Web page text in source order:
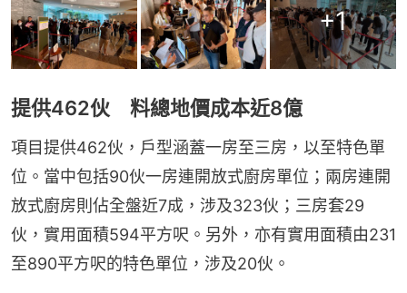
+1
提供462伙 料總地價成本近8億
項目提供462伙，戶型涵蓋一房至三房，以至特色單
位。當中包括90伙一房連開放式廚房單位；兩房連開
放式廚房則佔全盤近7成，涉及323伙；三房套29
伙，實用面積594平方呎。另外，亦有實用面積由231
至890平方呎的特色單位，涉及20伙。